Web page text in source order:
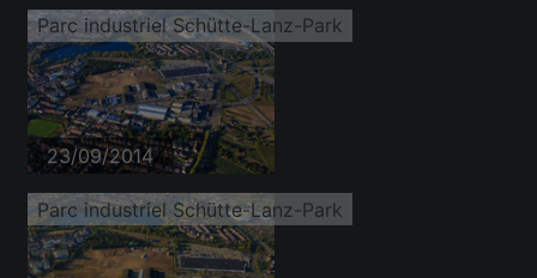
Parc industriel Schütte-Lanz-Park
23/09/2014
Parc industriel Schütte-Lanz-Park